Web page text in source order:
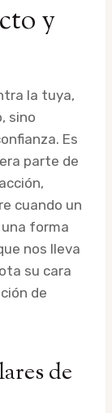
y
la tuya,
sino
Es
parte de
cuando un
forma
nos lleva
su cara
de
de